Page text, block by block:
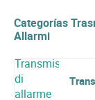
Categorías
Allarmi